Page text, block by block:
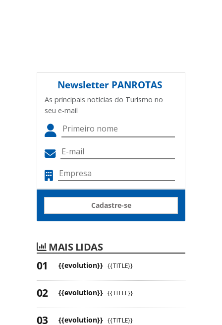
Newsletter PANROTAS
As principais notícias do Turismo no
seu e-mail
Cadastre-se
MAIS LIDAS
{{evolution}} {{TITLE}}
{{evolution}} {{TITLE}}
{{evolution}} {{TITLE}}